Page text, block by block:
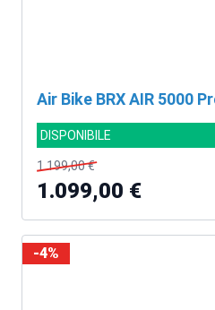
Air Bike BRX AIR 5000
DISPONIBILE
1.199,00 €
1.099,00 €
-4%